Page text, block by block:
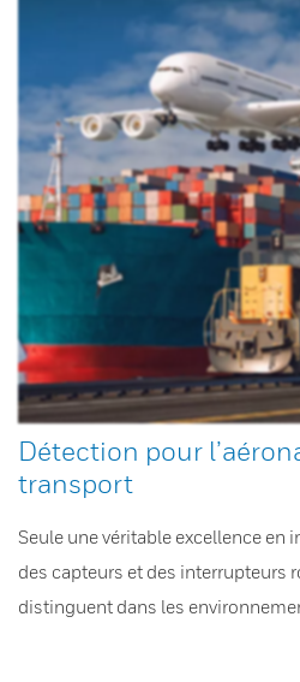
Détection pour
transport
Seule une véritable excellence en
des capteurs et des interrupteurs
distinguent dans les